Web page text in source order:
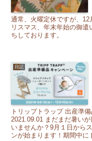
通常、火曜定休ですが、
リスマス、年末年始の御
ちしております。
日記
トリップトラップ 出産準
2021.09.01 まだまだ暑い
いませんか？9月１日から
ンが始まります！期間中に